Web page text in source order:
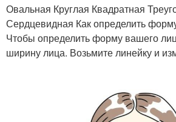
Лица с круглой формой
Овальная Круглая Квадратная
Сердцевидная Как определить
Чтобы определить форму вашего
ширину лица. Возьмите линейку и